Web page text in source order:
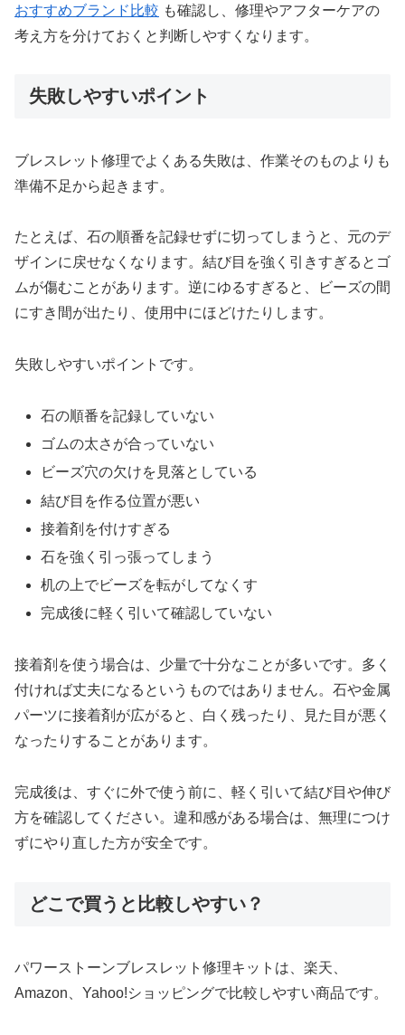
おすすめブランド比較 も確認し、修理やアフターケアの
考え方を分けておくと判断しやすくなります。
失敗しやすいポイント
ブレスレット修理でよくある失敗は、作業そのものよりも
準備不足から起きます。
たとえば、石の順番を記録せずに切ってしまうと、元のデ
ザインに戻せなくなります。結び目を強く引きすぎるとゴ
ムが傷むことがあります。逆にゆるすぎると、ビーズの間
にすき間が出たり、使用中にほどけたりします。
失敗しやすいポイントです。
石の順番を記録していない
ゴムの太さが合っていない
ビーズ穴の欠けを見落としている
結び目を作る位置が悪い
接着剤を付けすぎる
石を強く引っ張ってしまう
机の上でビーズを転がしてなくす
完成後に軽く引いて確認していない
接着剤を使う場合は、少量で十分なことが多いです。多く
付ければ丈夫になるというものではありません。石や金属
パーツに接着剤が広がると、白く残ったり、見た目が悪く
なったりすることがあります。
完成後は、すぐに外で使う前に、軽く引いて結び目や伸び
方を確認してください。違和感がある場合は、無理につけ
ずにやり直した方が安全です。
どこで買うと比較しやすい？
パワーストーンブレスレット修理キットは、楽天、
Amazon、Yahoo!ショッピングで比較しやすい商品です。